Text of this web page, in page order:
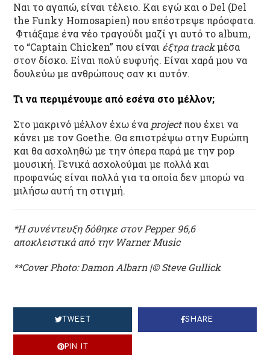
Ναι το αγαπώ, είναι τέλειο. Και εγώ και ο Del (Del
the Funky Homosapien) που επέστρεψε πρόσφατα.
Φτιάξαμε ένα νέο τραγούδι μαζί γι αυτό το album,
το “Captain Chicken” που είναι έξτρα trackμέσα
στον δίσκο. Είναι πολύ ευφυής. Είναι χαρά μου να
δουλεύω με ανθρώπους σαν κι αυτόν.
Τι να περιμένουμε από εσένα στο μέλλον;
Στο μακρινό μέλλον έχω ένα projectπου έχει να
κάνει με τον Goethe. Θα επιστρέψω στην Ευρώπη
και θα ασχοληθώ με την όπερα παρά με την pop
μουσική. Γενικά ασχολούμαι με πολλά και
προφανώς είναι πολλά για τα οποία δεν μπορώ να
μιλήσω αυτή τη στιγμή.
*Η συνέντευξη δόθηκε στον Pepper 96,6
αποκλειστικά από την Warner Music
**Cover Photo: Damon Albarn |© Steve Gullick
TWEET SHARE
PIN IT